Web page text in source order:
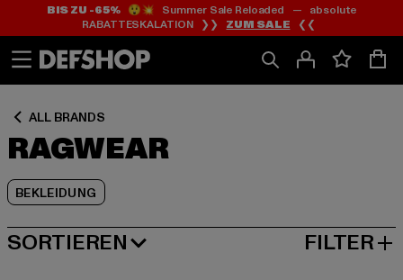
Zum
Inhalt
springen
Zum
Fußzeile
springen
BIS ZU -65%😲💥 Summer Sale Reloaded — absolute
RABATTESKALATION ❯❯ ZUM SALE ❮❮
ALL BRANDS
RAGWEAR
BEKLEIDUNG
Zum
Produktraster
springen
SORTIEREN
BELIEBTESTE FILTER